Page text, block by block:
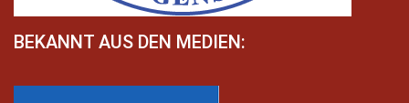
BEKANNT AUS DEN MEDIEN: